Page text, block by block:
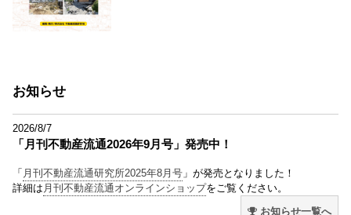
お知らせ
2026/8/7
「月刊不動産流通2026年9月号」発売中！
「 月刊不動産流通研究所2025年8月号 」が発売となりました！
詳細は 月刊不動産流通オンラインショップをご覧ください。
お知らせ一覧へ